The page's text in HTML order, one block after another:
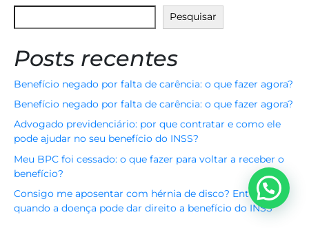
Pesquisar
Posts recentes
Benefício negado por falta de carência: o que fazer agora?
Benefício negado por falta de carência: o que fazer agora?
Advogado previdenciário: por que contratar e como ele
pode ajudar no seu benefício do INSS?
Meu BPC foi cessado: o que fazer para voltar a receber o
benefício?
Consigo me aposentar com hérnia de disco? Entenda
quando a doença pode dar direito a benefício do INSS